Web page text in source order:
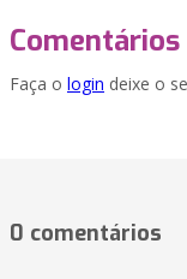
Comentários
Faça o login deixe o
0 comentários